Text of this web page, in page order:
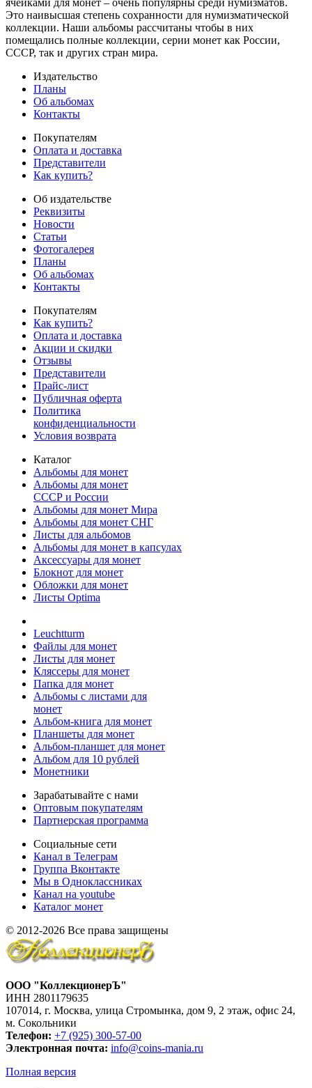
Это наивысшая степень сохранности для нумизматической
коллекции. Наши альбомы рассчитаны чтобы в них
помещались полные коллекции, серии монет как России,
СССР, так и других стран мира.
Издательство
Планы
Об альбомах
Контакты
Покупателям
Оплата и доставка
Представители
Как купить?
Об издательстве
Реквизиты
Новости
Статьи
Фотогалерея
Планы
Об альбомах
Контакты
Покупателям
Как купить?
Оплата и доставка
Акции и скидки
Отзывы
Представители
Прайс-лист
Публичная оферта
Политика
конфиденциальности
Условия возврата
Каталог
Альбомы для монет
Альбомы для монет
СССР и России
Альбомы для монет Мира
Альбомы для монет СНГ
Листы для альбомов
Альбомы для монет в капсулах
Аксессуары для монет
Блокнот для монет
Обложки для монет
Листы Optima
Leuchtturm
Файлы для монет
Листы для монет
Кляссеры для монет
Папка для монет
Альбомы с листами для
монет
Альбом-книга для монет
Планшеты для монет
Альбом-планшет для монет
Альбом для 10 рублей
Монетники
Зарабатывайте с нами
Оптовым покупателям
Партнерская программа
Социальные сети
Канал в Телеграм
Группа Вконтакте
Мы в Одноклассниках
Канал на youtube
Каталог монет
© 2012-2026 Все права защищены
ООО "КоллекционерЪ"
ИНН 2801179635
107014, г. Москва, улица Стромынка, дом 9, 2 этаж, офис 24,
м. Сокольники
Телефон: +7 (925) 300-57-00
Электронная почта: info@coins-mania.ru
Полная версия